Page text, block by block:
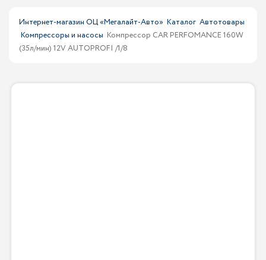
Интернет-магазин ОЦ «Мегалайт-Авто» Каталог Автотовары
Компрессоры и насосы Компрессор CAR PERFOMANCE 160W
(35л/мин) 12V AUTOPROFI /1/8